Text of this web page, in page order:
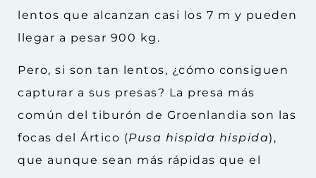
lentos que alcanzan casi los 7 m y pueden
llegar a pesar 900 kg.
Pero, si son tan lentos, ¿cómo consiguen
capturar a sus presas? La presa más
común del tiburón de Groenlandia son las
focas del Ártico (Pusa hispida hispida),
que aunque sean más rápidas que el